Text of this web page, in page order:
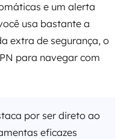
e um alerta
usa bastante a
extra de segurança, o
para navegar com
por ser direto ao
eficazes